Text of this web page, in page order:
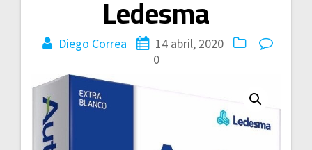
Ledesma
Diego Correa
14 abril, 2020
0
entradas